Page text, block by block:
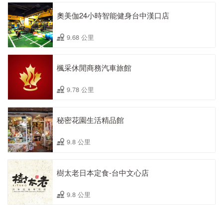
奧美伽24小時智能健身台中漢口店
9.68 公里
楓采休閒商務汽車旅館
9.78 公里
秘密花園生活精品館
9.8 公里
樹太老日本定食-台中文心店
9.8 公里